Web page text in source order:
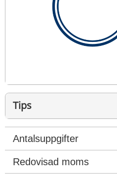
Tips
kan du spara dina valda
hämta samma statistik
URL".
Antalsuppgifter
Redovisad moms